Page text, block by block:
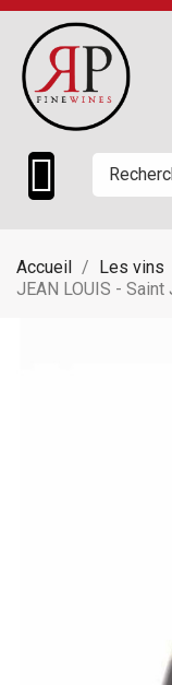

Accueil Les vins
JEAN LOUIS -